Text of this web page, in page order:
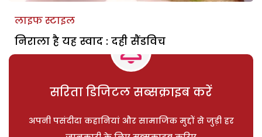
लाइफ स्टाइल
निराला है यह स्वाद : दही सैंडविच
सरिता डिजिटल सब्सक्राइब करें
अपनी पसंदीदा कहानियां और सामाजिक मुद्दों से जुड़ी हर